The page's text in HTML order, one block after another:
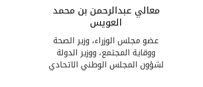
معالي عبدالرحمن بن محمد
العويس
عضو مجلس الوزراء، وزير الصحة
ووقاية المجتمع، ووزير الدولة
لشؤون المجلس الوطني الاتحادي